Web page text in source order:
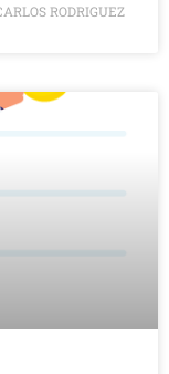
RODRIGUEZ